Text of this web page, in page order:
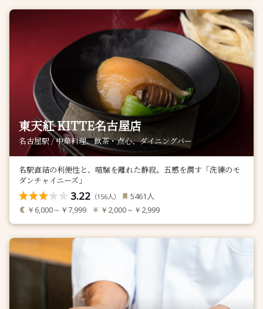
東天紅 KITTE名古屋店
名古屋駅 / 中華料理、飲茶・点心、ダイニングバー
名駅直結の利便性と、喧騒を離れた静寂。五感を潤す「洗練のモ
ダンチャイニーズ」
3.22 （156人） 5461 人
￥6,000～￥7,999 ￥2,000～￥2,999